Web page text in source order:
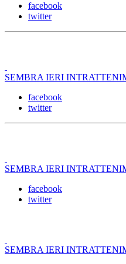
facebook
twitter
SEMBRA IERI
facebook
twitter
SEMBRA IERI
facebook
twitter
SEMBRA IERI